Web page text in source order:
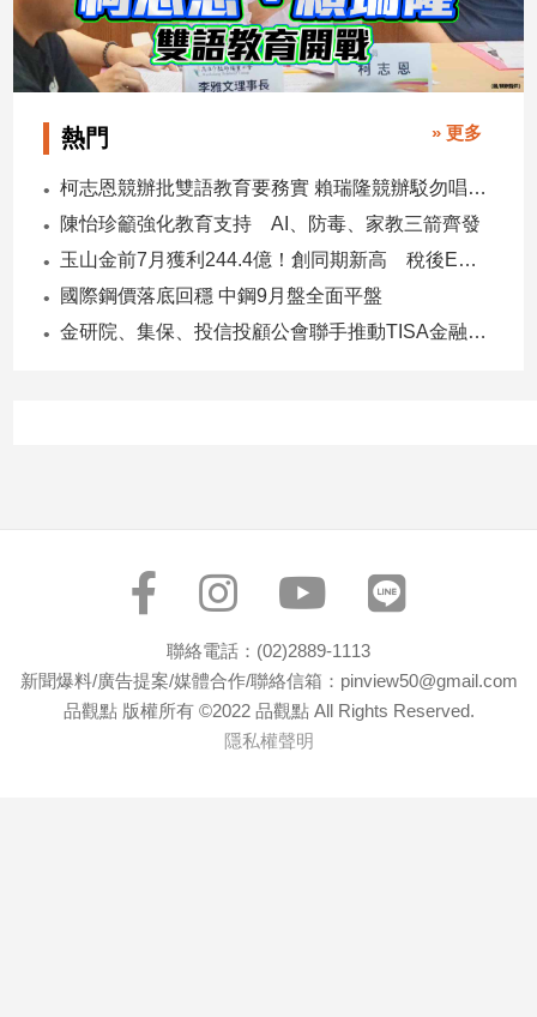
熱門 » 更多
柯志恩競辦批雙語教育要務實 賴瑞隆競辦駁勿唱衰高雄
陳怡珍籲強化教育支持 AI、防毒、家教三箭齊發
玉山金前7月獲利244.4億！創同期新高 稅後EPS自結1.51元
國際鋼價落底回穩 中鋼9月盤全面平盤
金研院、集保、投信投顧公會聯手推動TISA金融教育 將辦150場宣講
聯絡電話：(02)2889-1113
新聞爆料/廣告提案/媒體合作/聯絡信箱：pinview50@gmail.com
品觀點 版權所有 ©2022 品觀點 All Rights Reserved.
隱私權聲明